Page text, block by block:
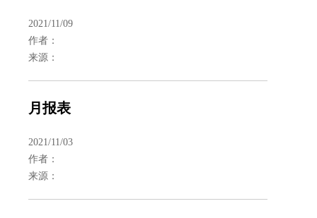
2021/11/09
作者：
来源：
月报表
2021/11/03
作者：
来源：